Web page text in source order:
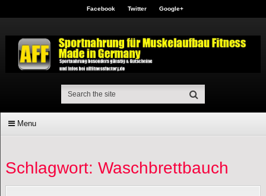
Facebook Twitter Google+
Menu
Schlagwort: Waschbrettbauch